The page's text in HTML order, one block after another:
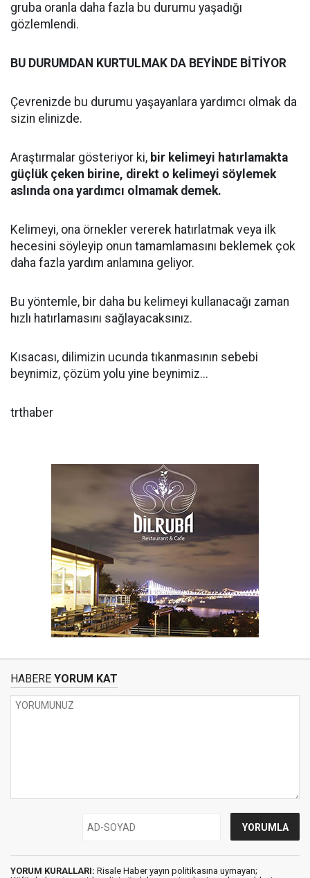
gruba oranla daha fazla bu durumu yaşadığı
gözlemlendi.
BU DURUMDAN KURTULMAK DA BEYİNDE BİTİYOR
Çevrenizde bu durumu yaşayanlara yardımcı olmak da
sizin elinizde.
Araştırmalar gösteriyor ki, bir kelimeyi hatırlamakta
güçlük çeken birine, direkt o kelimeyi söylemek
aslında ona yardımcı olmamak demek.
Kelimeyi, ona örnekler vererek hatırlatmak veya ilk
hecesini söyleyip onun tamamlamasını beklemek çok
daha fazla yardım anlamına geliyor.
Bu yöntemle, bir daha bu kelimeyi kullanacağı zaman
hızlı hatırlamasını sağlayacaksınız.
Kısacası, dilimizin ucunda tıkanmasının sebebi
beynimiz, çözüm yolu yine beynimiz...
trthaber
HABERE YORUM KAT
YORUM KURALLARI: Risale Haber yayın politikasına uymayan;